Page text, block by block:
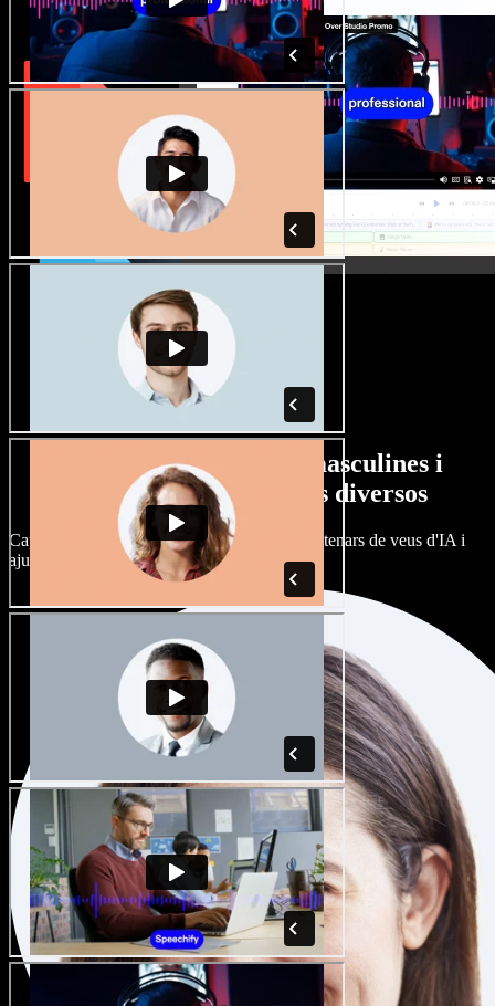
Gran varietat de veus masculines i
femenines amb accents diversos
Cap projecte ha de sonar igual. Tria entre centenars de veus d'IA i
ajusta'n l’accent.